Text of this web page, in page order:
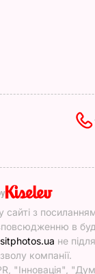
сайті з
в
не
компанії.
"Інновація",